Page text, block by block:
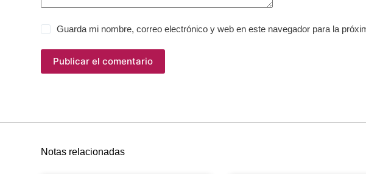
Guarda mi nombre, correo electrónico y web en este navegador para la
Publicar el comentario
Notas relacionadas